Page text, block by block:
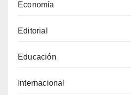
Economía
Editorial
Educación
Internacional